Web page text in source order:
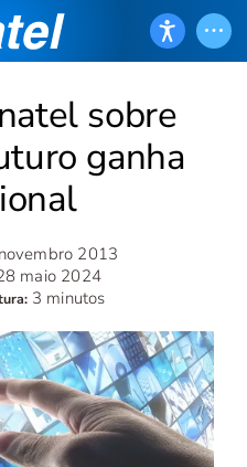
sobre
ganha
2013
maio 2024
3 minutos